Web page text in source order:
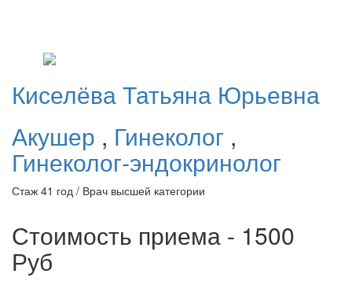
КиселёваТатьяна Юрьевна
Акушер , Гинеколог ,
Гинеколог-эндокринолог
Стаж 41 год / Врач высшей категории
Стоимость приема - 1500
Руб